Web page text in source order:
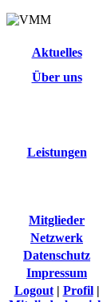
Aktuelles
Über uns
Leistungen
Mitglieder
Netzwerk
Datenschutz
Impressum
Logout| Profil|